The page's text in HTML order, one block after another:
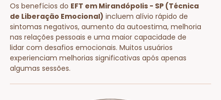
Os benefícios do EFT em Mirandópolis - SP (Técnica
de Liberação Emocional) incluem alívio rápido de
sintomas negativos, aumento da autoestima, melhoria
nas relações pessoais e uma maior capacidade de
lidar com desafios emocionais. Muitos usuários
experienciam melhorias significativas após apenas
algumas sessões.